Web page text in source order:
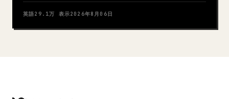
英語29.1万 表示2026年8月06日